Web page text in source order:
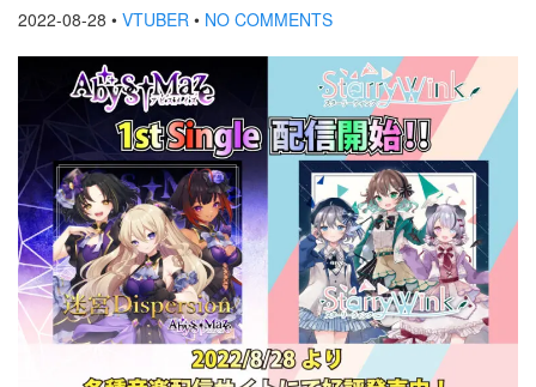
2022-08-28 • VTUBER • NO COMMENTS